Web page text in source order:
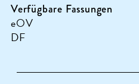
Verfügbare Fassungen
eOV
DF